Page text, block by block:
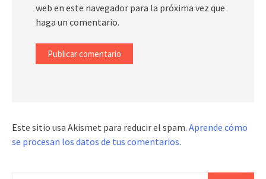
web en este navegador para la próxima vez que
haga un comentario.
Este sitio usa Akismet para reducir el spam. Aprende cómo
se procesan los datos de tus comentarios.